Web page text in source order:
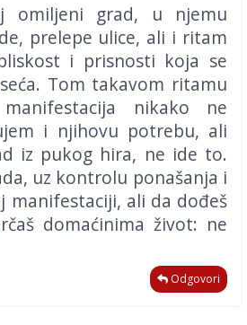
omiljeni grad, u njemu
prelepe ulice, ali i ritam
i prisnosti koja se
Tom takavom ritamu
nikako ne
i njihovu potrebu, ali
iz pukog hira, ne ide to.
uz kontrolu ponašanja i
manifestaciji, ali da dođeš
domaćinima život: ne
Odgovori